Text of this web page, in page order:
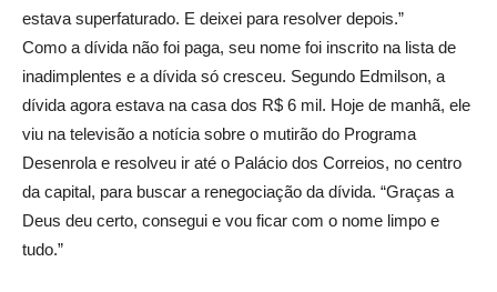
estava superfaturado. E deixei para resolver depois.”
Como a dívida não foi paga, seu nome foi inscrito na lista de
inadimplentes e a dívida só cresceu. Segundo Edmilson, a
dívida agora estava na casa dos R$ 6 mil. Hoje de manhã, ele
viu na televisão a notícia sobre o mutirão do Programa
Desenrola e resolveu ir até o Palácio dos Correios, no centro
da capital, para buscar a renegociação da dívida. “Graças a
Deus deu certo, consegui e vou ficar com o nome limpo e
tudo.”